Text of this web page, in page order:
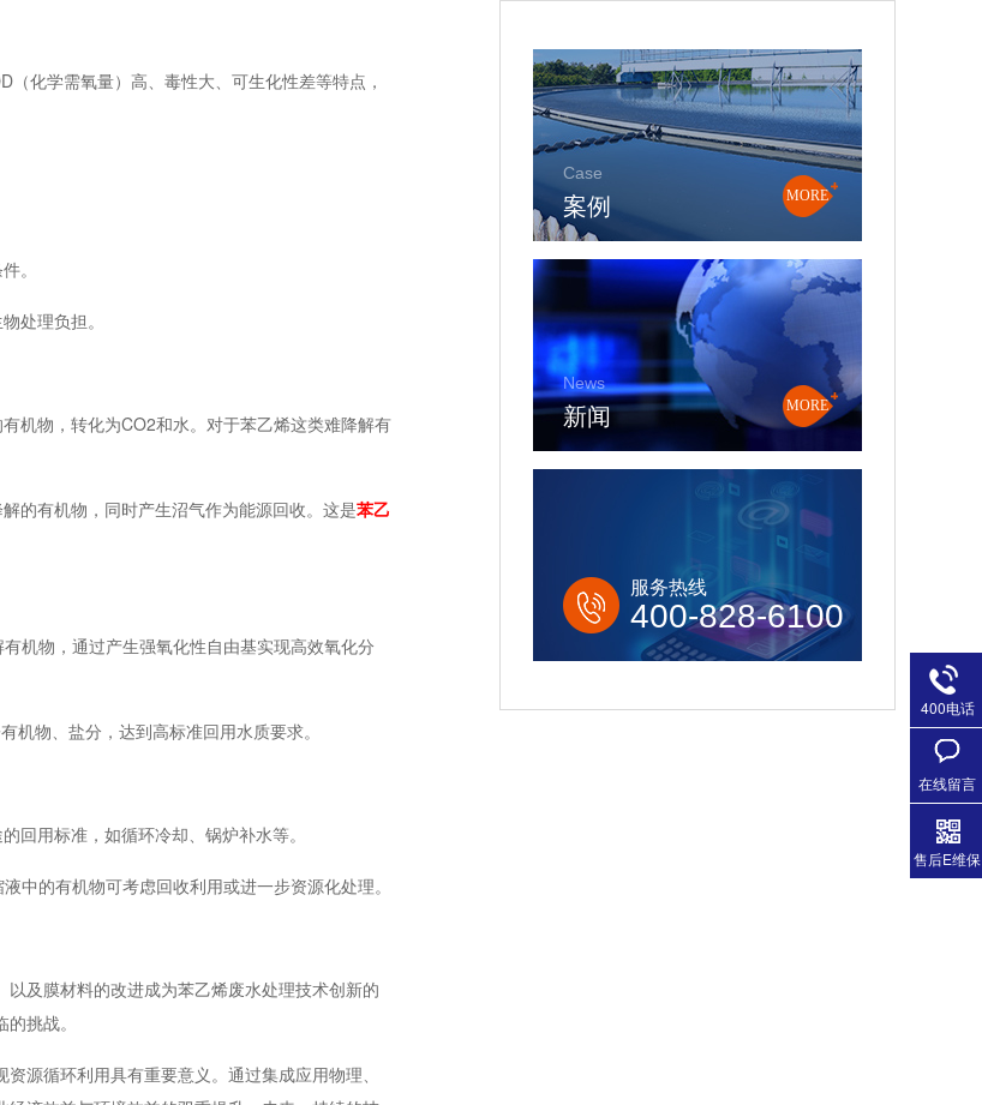
化学需氧量）高、毒性大、可生化性差等特点，
。
处理负担。
机物，转化为CO2和水。对于苯乙烯这类难降解有
的有机物，同时产生沼气作为能源回收。这是苯乙
机物，通过产生强氧化性自由基实现高效氧化分
物、盐分，达到高标准回用水质要求。
回用标准，如循环冷却、锅炉补水等。
中的有机物可考虑回收利用或进一步资源化处理。
及膜材料的改进成为苯乙烯废水处理技术创新的
挑战。
源循环利用具有重要意义。通过集成应用物理、
Case
案例 MORE
News
新闻 MORE
服务热线
400-828-6100
400电话
在线留言
售后E维保